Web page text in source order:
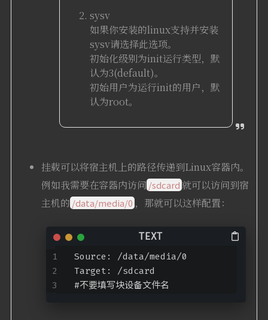
sysv
如果你安装的linux支持并安装
sysv请选择此选项。
初始化级别为init运行类型，默
认为3(default)。
初始用户为运行init的用户，默
认为root。
挂载可以将宿主机上的路径传递到Linux容器内。
例如我需要在容器内访问 /sdcard就可以访问到宿
主机的 /data/media/0，那就可以这样配置：
Source: /data/media/0
Target: /sdcard
#不要填写块设备文件名